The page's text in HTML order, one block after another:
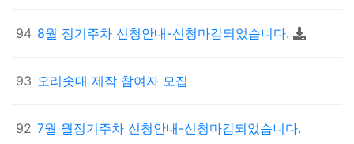
94 8월 정기주차 신청안내-신청마감되었습니다.
93 오리솟대 제작 참여자 모집
92 7월 월정기주차 신청안내-신청마감되었습니다.